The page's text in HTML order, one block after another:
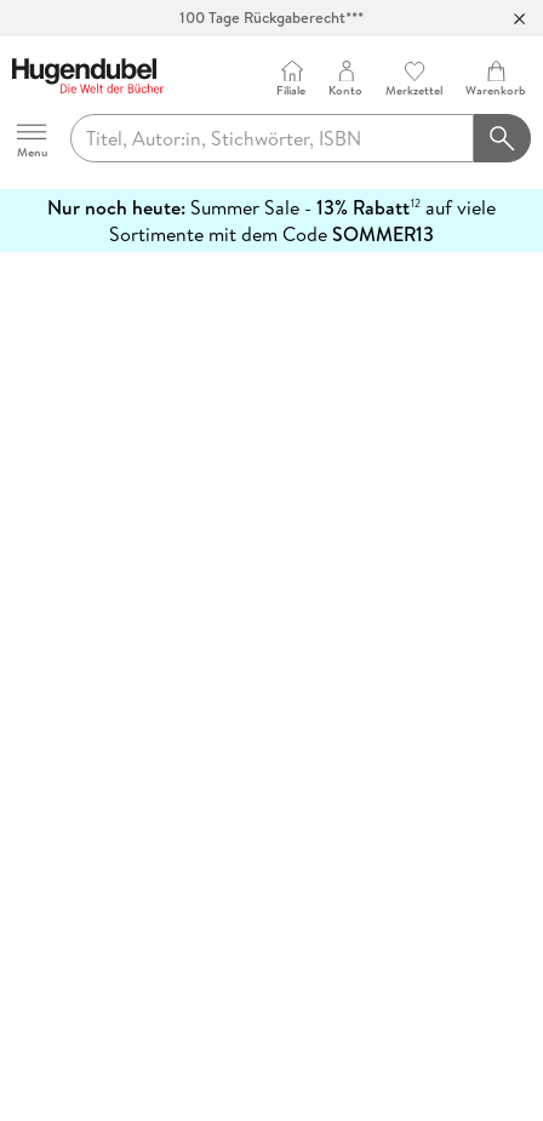
100 Tage Rückgaberecht***
Hugendubel
Menu
Filiale Konto Merkzettel Warenkorb
Nur noch heute: Summer Sale - 13% Rabatt12 auf viele
Sortimente mit dem CodeSOMMER13
erfahren